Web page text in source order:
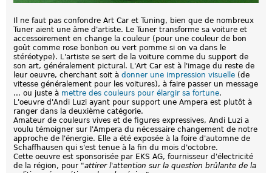
Il ne faut pas confondre Art Car et Tuning, bien que de nombreux
Tuner aient une âme d'artiste. Le Tuner transforme sa voiture et
accessoirement en change la couleur (pour une couleur de bon
goût comme rose bonbon ou vert pomme si on va dans le
stéréotype). L'artiste se sert de la voiture comme du support de
son art, généralement pictural. L'Art Car est à l'image du reste de
leur oeuvre, cherchant soit à donner une impression visuelle (de
vitesse généralement pour les voitures), à faire passer un message
... ou juste à mettre des couleurs pour élargir sa fortune.
L'oeuvre d'Andi Luzi ayant pour support une Ampera est plutôt à
ranger dans la deuxième catégorie.
Amateur de couleurs vives et de figures expressives, Andi Luzi a
voulu témoigner sur l'Ampera du nécessaire changement de notre
approche de l'énergie. Elle a été exposée à la foire d'automne de
Schaffhausen qui s'est tenue à la fin du mois d'octobre.
Cette oeuvre est sponsorisée par EKS AG, fournisseur d'électricité
de la région, pour "attirer l'attention sur la question brûlante de la